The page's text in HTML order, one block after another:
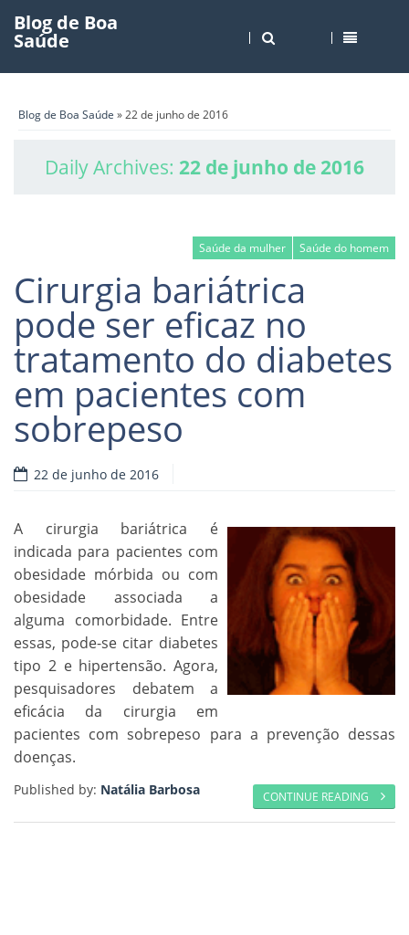
Blog de Boa
Saúde
Blog de Boa Saúde » 22 de junho de 2016
Daily Archives: 22 de junho de 2016
Saúde da mulher Saúde do homem
Cirurgia bariátrica
pode ser eficaz no
tratamento do diabetes
em pacientes com
sobrepeso
22 de junho de 2016
A cirurgia bariátrica é
indicada para pacientes com
obesidade mórbida ou com
obesidade associada a
alguma comorbidade. Entre
essas, pode-se citar diabetes
tipo 2 e hipertensão. Agora,
pesquisadores debatem a
eficácia da cirurgia em
pacientes com sobrepeso para a prevenção dessas
doenças.
CONTINUE READING
Published by: Natália Barbosa